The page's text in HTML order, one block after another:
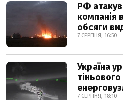
РФ
компанія
обсяги
7 СЕРПНЯ, 16:50
Україна
7 СЕРПНЯ, 18:10